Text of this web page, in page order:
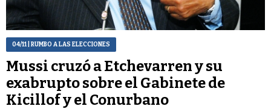
04/11| RUMBO A LAS ELECCIONES
Mussi cruzó a Etchevarren y su
exabrupto sobre el Gabinete de
Kicillof y el Conurbano